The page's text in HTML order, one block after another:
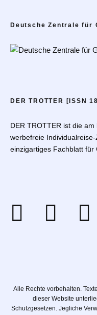
Deutsche Zentrale für
DER TROTTER [ISSN
DER TROTTER ist die
werbefreie
einzigartiges Fachblatt für
Alle Rechte vorbehalten.
dieser Website
Schutzgesetzen. Jegliche